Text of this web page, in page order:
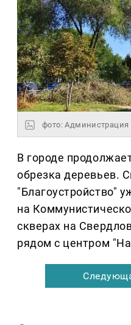
фото:
В городе
обрезка деревьев.
"Благоустройство"
на
скверах на
рядом с центром